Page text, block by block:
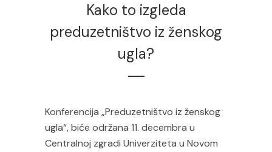
Kako to izgleda
preduzetništvo iz ženskog
ugla?
Konferencija „Preduzetništvo iz ženskog
ugla“, biće održana 11. decembra u
Centralnoj zgradi Univerziteta u Novom